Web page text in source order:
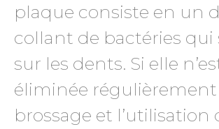
plaque consiste en un
collant de bactéries qui
sur les dents. Si elle
éliminée régulièrement
brossage et l’utilisation